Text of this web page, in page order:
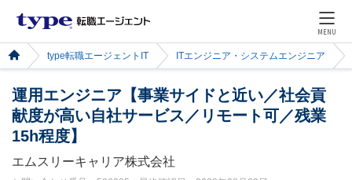
MENU
type転職エージェントIT ITエンジニア・システムエンジニア
運用エンジニア【事業サイドと近い／社会貢
献度が高い自社サービス／リモート可／残業
15h程度】
エムスリーキャリア株式会社